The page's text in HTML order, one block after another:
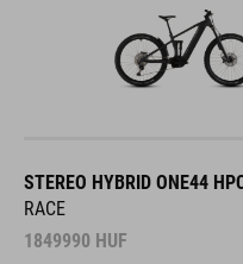
STEREO HYBRID ONE44
RACE
1849990 HUF